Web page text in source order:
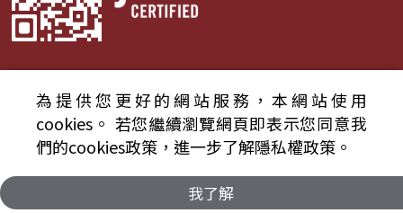
© 2024財團法人中央廣播電臺 版權所有
資通安全政策聲明
服務條款 隱私權條款
為提供您更好的網站服務，本網站使用
cookies。 若您繼續瀏覽網頁即表示您同意我
們的cookies政策，進一步了解隱私權政策。
我了解